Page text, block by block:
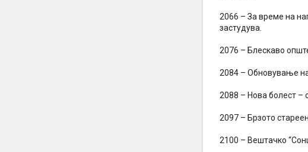
2066 – За време на
застудува.
2076 – Блескаво
2084 – Обновување
2088 – Нова болест –
2097 – Брзото
2100 – Вештачко